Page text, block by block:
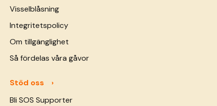
Visselblåsning
Integritetspolicy
Om tillgänglighet
Så fördelas våra gåvor
Stöd oss
Bli SOS Supporter